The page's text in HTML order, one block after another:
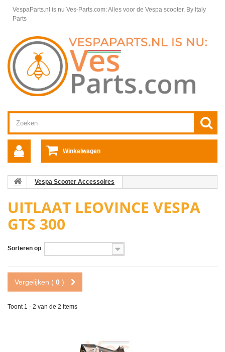
VespaParts.nl is nu Ves-Parts.com: Alles voor de Vespa scooter. By Italy
Parts
Winkelwagen
Vespa Scooter Accessoires
Uitlaat Leovince Vespa GTS 300
UITLAAT LEOVINCE VESPA
GTS 300
Sorteren op --
Vergelijken ( 0 )
Toont 1 - 2 van de 2 items